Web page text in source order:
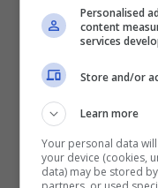
coalizione
De Pascale è
alla presidenza
dimissioni
Personalised
content
services
Store and/or
Learn more
Your personal data
your device (cookies,
data) may be stored